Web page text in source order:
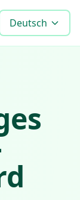
Blog
Deutsch